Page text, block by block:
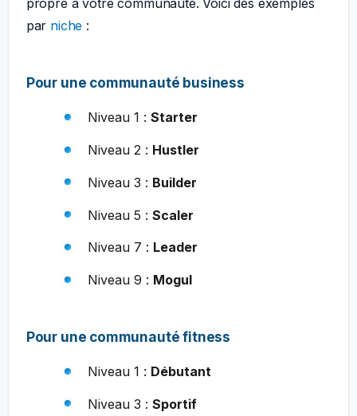
propre à votre communauté. Voici des exemples
par niche :
Pour une communauté business
Niveau 1 : Starter
Niveau 2 : Hustler
Niveau 3 : Builder
Niveau 5 : Scaler
Niveau 7 : Leader
Niveau 9 : Mogul
Pour une communauté fitness
Niveau 1 : Débutant
Niveau 3 : Sportif